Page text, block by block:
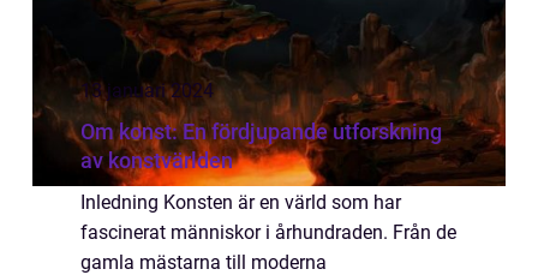
13 januari 2024
Om konst: En fördjupande utforskning
av konstvärlden
Inledning Konsten är en värld som har
fascinerat människor i århundraden. Från de
gamla mästarna till moderna